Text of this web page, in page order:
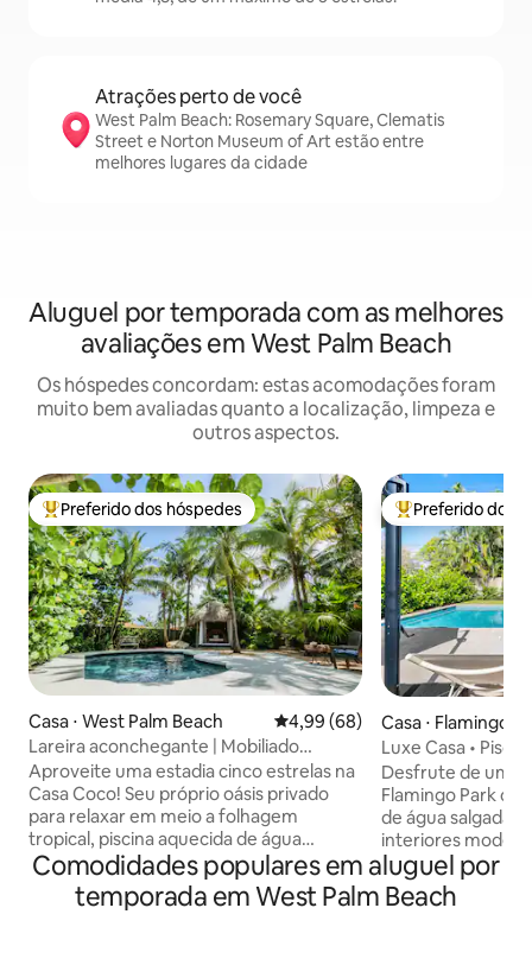
Atrações perto de você
West Palm Beach: Rosemary Square, Clematis
Street e Norton Museum of Art estão entre
melhores lugares da cidade
Aluguel por temporada com as melhores
avaliações em West Palm Beach
Os hóspedes concordam: estas acomodações foram
muito bem avaliadas quanto a localização, limpeza e
outros aspectos.
Entre os melhores preferidos dos hóspedes
Preferido dos hóspedes
Casa ⋅ West Palm Beach 4,99 de uma avaliação média
4,99 (68)
Lareira aconchegante | Mobiliado
profissionalmente | Totalmente
abastecido
Aproveite uma estadia cinco estrelas na
Casa Coco! Seu próprio oásis privado
para relaxar em meio a folhagem
tropical, piscina aquecida de água
salgada, banheira de hidromassagem,
chuveiro ao ar livre privativo, casa
completamente equipada, cozinha do
Entre os
Preferido dos
Casa ⋅ Flamingo
Luxe Casa •
Perto da praia e
Desfrute de um
Flamingo Park
de água salgada,
interiores
casa histórica
elegante cozinha
áreas de estar e
Comodidades populares em aluguel por
temporada em West Palm Beach